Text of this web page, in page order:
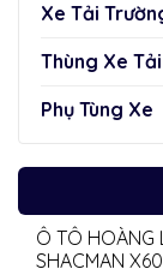
Xe Tải
Thùng Xe Tải
Phụ Tùng Xe
Ô TÔ
SHACMAN